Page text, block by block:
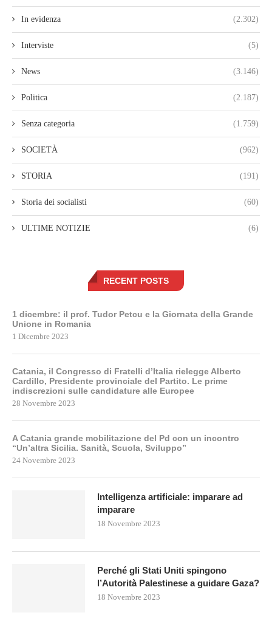
In evidenza (2.302)
Interviste (5)
News (3.146)
Politica (2.187)
Senza categoria (1.759)
SOCIETÀ (962)
STORIA (191)
Storia dei socialisti (60)
ULTIME NOTIZIE (6)
RECENT POSTS
1 dicembre: il prof. Tudor Petcu e la Giornata della Grande
Unione in Romania
1 Dicembre 2023
Catania, il Congresso di Fratelli d’Italia rielegge Alberto
Cardillo, Presidente provinciale del Partito. Le prime
indiscrezioni sulle candidature alle Europee
28 Novembre 2023
A Catania grande mobilitazione del Pd con un incontro
“Un’altra Sicilia. Sanità, Scuola, Sviluppo”
24 Novembre 2023
Intelligenza artificiale: imparare ad
imparare
18 Novembre 2023
Perché gli Stati Uniti spingono
l’Autorità Palestinese a guidare Gaza?
18 Novembre 2023